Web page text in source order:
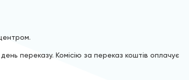
переказу. Комісію за переказ коштів оплачує